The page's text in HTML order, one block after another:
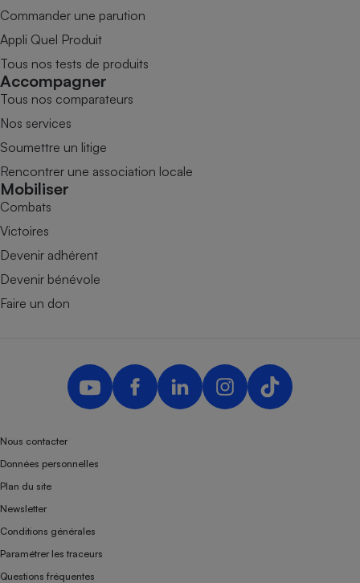
Commander une parution
Appli Quel Produit
Tous nos tests de produits
Accompagner
Tous nos comparateurs
Nos services
Soumettre un litige
Rencontrer une association locale
Mobiliser
Combats
Victoires
Devenir adhérent
Devenir bénévole
Faire un don
Nous contacter
Données personnelles
Plan du site
Newsletter
Conditions générales
Paramétrer les traceurs
Questions fréquentes